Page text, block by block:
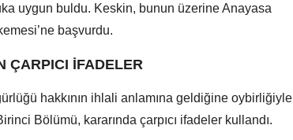
uygun buldu. Keskin, bunun üzerine Anayasa
başvurdu.
ÇARPICI İFADELER
hakkının ihlali anlamına geldiğine oybirliğiyle
Bölümü, kararında çarpıcı ifadeler kullandı.